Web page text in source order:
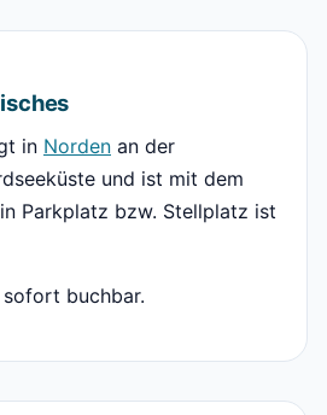
in Norden an der
und ist mit dem
Parkplatz bzw. Stellplatz ist
buchbar.